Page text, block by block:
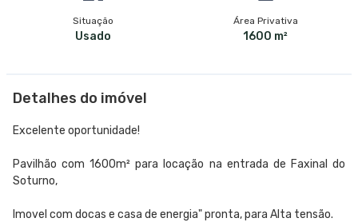
Situação
Usado
Área Privativa
1600 m²
Detalhes do imóvel
Excelente oportunidade!
Pavilhão com 1600m² para locação na entrada de Faxinal do
Soturno,
Imovel com docas e casa de energia" pronta, para Alta tensão.